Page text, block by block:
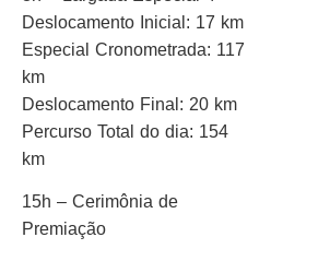
Deslocamento Inicial: 17 km
Especial Cronometrada: 117
km
Deslocamento Final: 20 km
Percurso Total do dia: 154
km
15h – Cerimônia de
Premiação